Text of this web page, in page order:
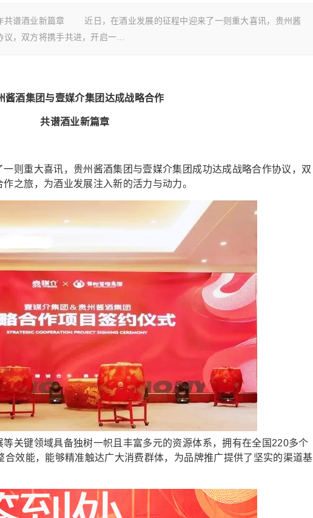
共谱酒业新篇章 近日，在酒业发展的征程中迎来了一则重大喜讯，贵州酱
，双方将携手共进，开启一…
酱酒集团与壹媒介集团达成战略合作
共谱酒业新篇章
重大喜讯，贵州酱酒集团与壹媒介集团成功达成战略合作协议，双
之旅，为酒业发展注入新的活力与动力。
键领域具备独树一帜且丰富多元的资源体系，拥有在全国220多个
效能，能够精准触达广大消费群体，为品牌推广提供了坚实的渠道基